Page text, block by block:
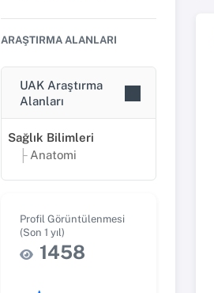
ARAŞTIRMA ALANLARI
UAK Araştırma
Alanları
Sağlık Bilimleri
Anatomi
Profil Görüntülenmesi
(Son 1 yıl)
1458